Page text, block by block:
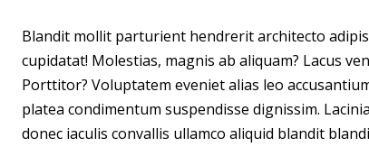
Blandit mollit parturient hendrerit architecto
cupidatat! Molestias, magnis ab aliquam? Lacus
Porttitor? Voluptatem eveniet alias leo
platea condimentum suspendisse dignissim.
donec iaculis convallis ullamco aliquid blandit